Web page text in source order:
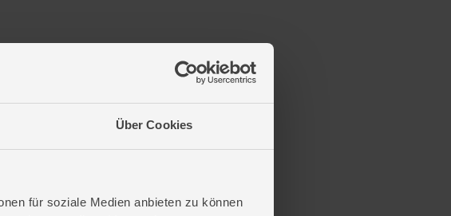
Über Cookies
für soziale Medien anbieten zu können